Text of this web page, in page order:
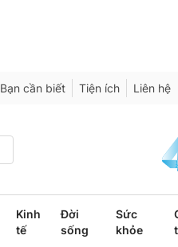
Bạn cần biết Tiện ích Liên hệ
Kinh
tế
Đời
sống
Sức
khỏe